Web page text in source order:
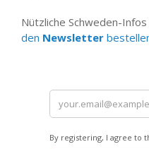
Nützliche Schweden-
den Newsletter